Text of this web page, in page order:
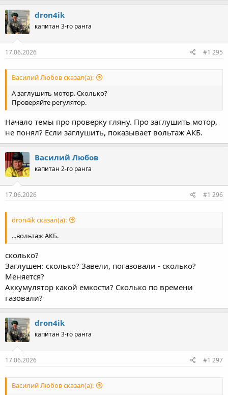
моём случае), то зарядить от мотора сразу не получится.
Тут или "прикурить" ненадолго (лучше), или замкнуть
минусы на BMS тоже ненадолго (ИМХО хуже, но у меня
не сдохло).
Причём, один "втёмную"
dron4ik
капитан 3-го ранга
17.06.2026 #1 295
Василий Любов сказал(а):
А заглушить мотор. Сколько?
Проверяйте регулятор.
Начало темы про проверку гляну. Про заглушить мотор,
не понял? Если заглушить, показывает вольтаж АКБ.
Василий Любов
капитан 2-го ранга
17.06.2026 #1 296
dron4ik сказал(а):
...вольтаж АКБ.
сколько?
Заглушен: сколько? Завели, погазовали - сколько?
Меняется?
Аккумулятор какой емкости? Сколько по времени
газовали?
dron4ik
капитан 3-го ранга
17.06.2026 #1 297
Василий Любов сказал(а):